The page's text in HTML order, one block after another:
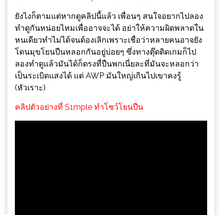
ยังไงก็ตามแต่หากดูคลิปนี้แล้ว เพื่อนๆ สนใจอยากไปลอง
ทำดูกันหน่อยไหมเพื่ออาจจะได้ อย่าให้ความผิดพลาดใน
หนเดียวทำไม่ได้จนต้องเลิกเพราะเชื่อว่าหลายคนอาจยัง
โดนมุขโยนปืนหลอกกันอยู่บ่อยๆ ซึ่งทางตุ๊ดติดเกมก็ไป
ลองทำดูแล้วมันได้ก็ตรงทื่ปืนพกเนี่ยละที่มันจะหลอกว่า
เป็นระเบิดแสงได้ แต่ AWP มันใหญ่เกินไปเขาคงรู้
(หัวเราะ)
คลิปตัวอย่างที่ S1mple ทำโชว์โยนปืน